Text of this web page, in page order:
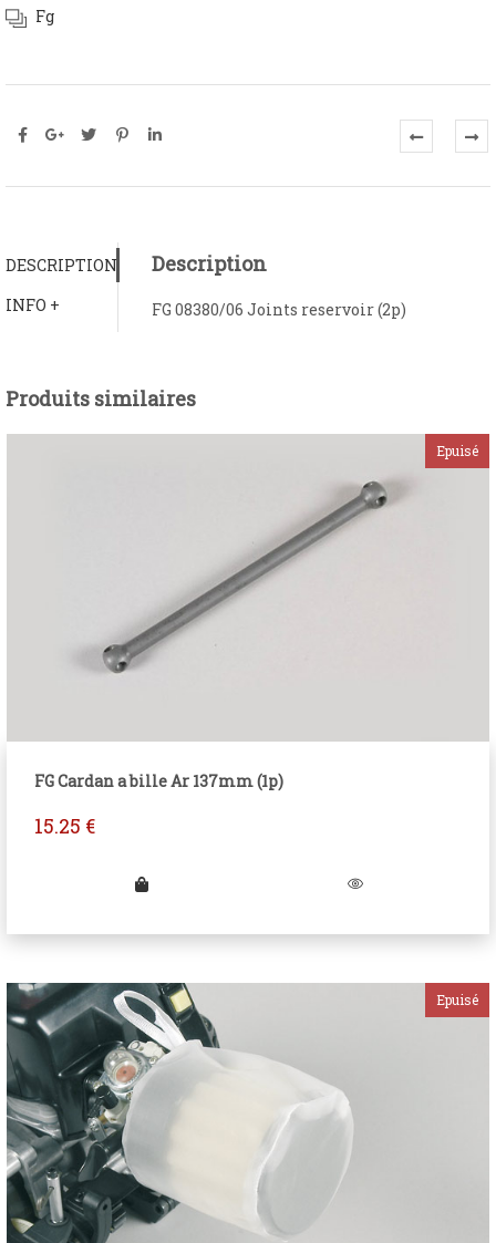
Fg
DESCRIPTION
INFO +
Description
FG 08380/06 Joints reservoir (2p)
Produits similaires
FG Cardan a bille Ar 137mm (1p)
15.25 €